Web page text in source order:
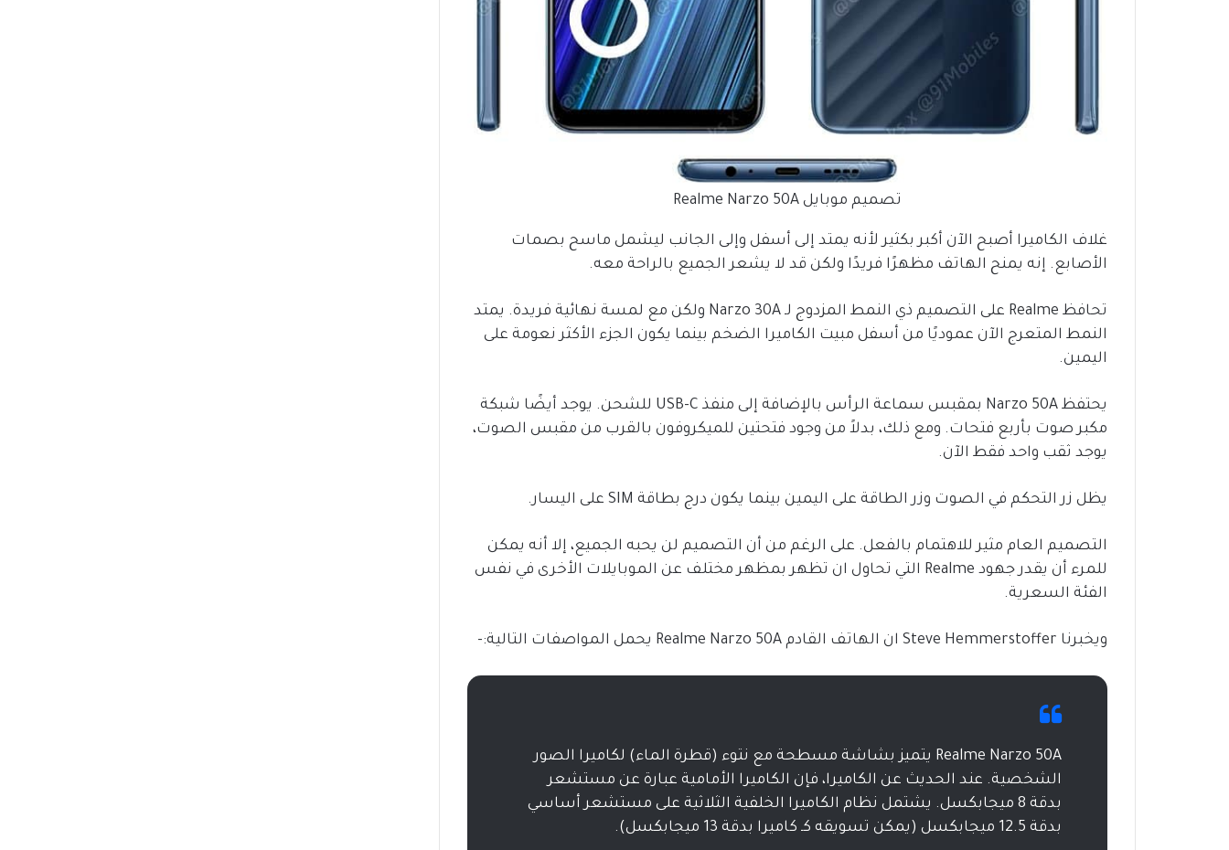
تصميم موبايل Realme Narzo 50A
غلاف الكاميرا أصبح الآن أكبر بكثير لأنه يمتد إلى أسفل وإلى الجانب ليشمل ماسح بصمات
الأصابع. إنه يمنح الهاتف مظهرًا فريدًا ولكن قد لا يشعر الجميع بالراحة معه.
تحافظ Realme على التصميم ذي النمط المزدوج لـ Narzo 30A ولكن مع لمسة نهائية فريدة. يمتد
النمط المتعرج الآن عموديًا من أسفل مبيت الكاميرا الضخم بينما يكون الجزء الأكثر نعومة على
اليمين.
يحتفظ Narzo 50A بمقبس سماعة الرأس بالإضافة إلى منفذ USB-C للشحن. يوجد أيضًا شبكة
مكبر صوت بأربع فتحات. ومع ذلك، بدلاً من وجود فتحتين للميكروفون بالقرب من مقبس الصوت،
يوجد ثقب واحد فقط الآن.
يظل زر التحكم في الصوت وزر الطاقة على اليمين بينما يكون درج بطاقة SIM على اليسار.
التصميم العام مثير للاهتمام بالفعل. على الرغم من أن التصميم لن يحبه الجميع، إلا أنه يمكن
للمرء أن يقدر جهود Realme التي تحاول ان تظهر بمظهر مختلف عن الموبايلات الأخرى في نفس
الفئة السعرية.
ويخبرنا Steve Hemmerstoffer ان الهاتف القادم Realme Narzo 50A يحمل المواصفات التالية:-
Realme Narzo 50A يتميز بشاشة مسطحة مع نتوء (قطرة الماء) لكاميرا الصور
الشخصية. عند الحديث عن الكاميرا، فإن الكاميرا الأمامية عبارة عن مستشعر
بدقة 8 ميجابكسل. يشتمل نظام الكاميرا الخلفية الثلاثية على مستشعر أساسي
بدقة 12.5 ميجابكسل (يمكن تسويقه كـ كاميرا بدقة 13 ميجابكسل).